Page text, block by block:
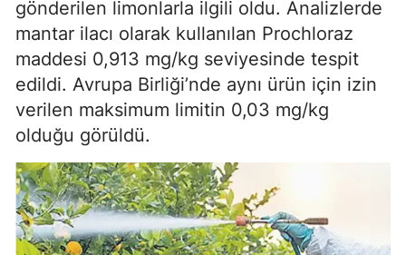
gönderilen limonlarla ilgili oldu. Analizlerde
mantar ilacı olarak kullanılan Prochloraz
maddesi 0,913 mg/kg seviyesinde tespit
edildi. Avrupa Birliği’nde aynı ürün için izin
verilen maksimum limitin 0,03 mg/kg
olduğu görüldü.